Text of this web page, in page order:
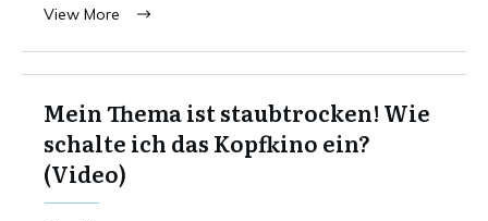
View More
Mein Thema ist staubtrocken! Wie
schalte ich das Kopfkino ein?
(Video)